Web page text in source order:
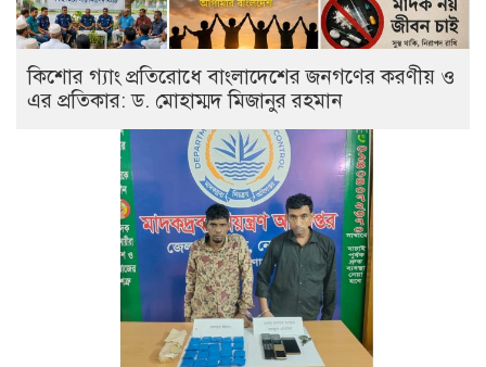
কিশোর গ্যাং প্রতিরোধে বাংলাদেশের জনগণের করণীয় ও
এর প্রতিকার: ড. মোহাম্মদ মিজানুর রহমান